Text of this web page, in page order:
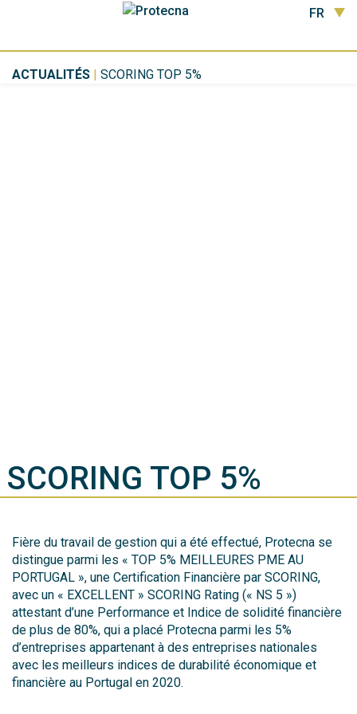
FR
ACTUALITÉS | SCORING TOP 5%
SCORING TOP 5%
Fière du travail de gestion qui a été effectué, Protecna se
distingue parmi les « TOP 5% MEILLEURES PME AU
PORTUGAL », une Certification Financière par SCORING,
avec un « EXCELLENT » SCORING Rating (« NS 5 »)
attestant d’une Performance et Indice de solidité financière
de plus de 80%, qui a placé Protecna parmi les 5%
d’entreprises appartenant à des entreprises nationales
avec les meilleurs indices de durabilité économique et
financière au Portugal en 2020.